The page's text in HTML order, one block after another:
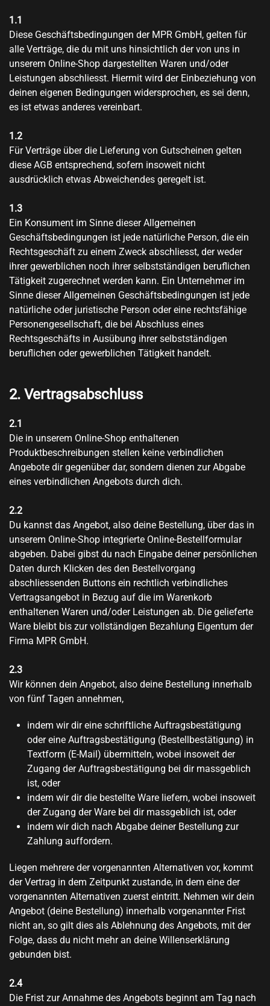
1.1
Diese Geschäftsbedingungen der MPR GmbH, gelten für
alle Verträge, die du mit uns hinsichtlich der von uns in
unserem Online-Shop dargestellten Waren und/oder
Leistungen abschliesst. Hiermit wird der Einbeziehung von
deinen eigenen Bedingungen widersprochen, es sei denn,
es ist etwas anderes vereinbart.
1.2
Für Verträge über die Lieferung von Gutscheinen gelten
diese AGB entsprechend, sofern insoweit nicht
ausdrücklich etwas Abweichendes geregelt ist.
1.3
Ein Konsument im Sinne dieser Allgemeinen
Geschäftsbedingungen ist jede natürliche Person, die ein
Rechtsgeschäft zu einem Zweck abschliesst, der weder
ihrer gewerblichen noch ihrer selbstständigen beruflichen
Tätigkeit zugerechnet werden kann. Ein Unternehmer im
Sinne dieser Allgemeinen Geschäftsbedingungen ist jede
natürliche oder juristische Person oder eine rechtsfähige
Personengesellschaft, die bei Abschluss eines
Rechtsgeschäfts in Ausübung ihrer selbstständigen
beruflichen oder gewerblichen Tätigkeit handelt.
2. Vertragsabschluss
2.1
Die in unserem Online-Shop enthaltenen
Produktbeschreibungen stellen keine verbindlichen
Angebote dir gegenüber dar, sondern dienen zur Abgabe
eines verbindlichen Angebots durch dich.
2.2
Du kannst das Angebot, also deine Bestellung, über das in
unserem Online-Shop integrierte Online-Bestellformular
abgeben. Dabei gibst du nach Eingabe deiner persönlichen
Daten durch Klicken des den Bestellvorgang
abschliessenden Buttons ein rechtlich verbindliches
Vertragsangebot in Bezug auf die im Warenkorb
enthaltenen Waren und/oder Leistungen ab. Die gelieferte
Ware bleibt bis zur vollständigen Bezahlung Eigentum der
Firma MPR GmbH.
2.3
Wir können dein Angebot, also deine Bestellung innerhalb
von fünf Tagen annehmen,
indem wir dir eine schriftliche Auftragsbestätigung
oder eine Auftragsbestätigung (Bestellbestätigung) in
Textform (E-Mail) übermitteln, wobei insoweit der
Zugang der Auftragsbestätigung bei dir massgeblich
ist, oder
indem wir dir die bestellte Ware liefern, wobei insoweit
der Zugang der Ware bei dir massgeblich ist, oder
indem wir dich nach Abgabe deiner Bestellung zur
Zahlung auffordern.
Liegen mehrere der vorgenannten Alternativen vor, kommt
der Vertrag in dem Zeitpunkt zustande, in dem eine der
vorgenannten Alternativen zuerst eintritt. Nehmen wir dein
Angebot (deine Bestellung) innerhalb vorgenannter Frist
nicht an, so gilt dies als Ablehnung des Angebots, mit der
Folge, dass du nicht mehr an deine Willenserklärung
gebunden bist.
2.4
Die Frist zur Annahme des Angebots beginnt am Tag nach